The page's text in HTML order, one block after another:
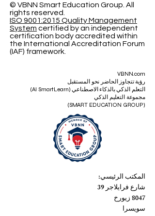
© VBNN Smart Education Group. All
rights reserved.
ISO 9001:2015 Quality Management
System certified by an independent
certification body accredited within
the International Accreditation Forum
(IAF) framework.
VBNN.com
رؤية تتجاوز الحاضر نحو المستقبل
التعلم الذكي بالذكاء الاصطناعي (AI SmartLearn)
مجموعة التعليم الذكي
(SMART EDUCATION GROUP)
المكتب الرئيسي:
شارع فرايلاجر 39
8047 زيورخ
سويسرا